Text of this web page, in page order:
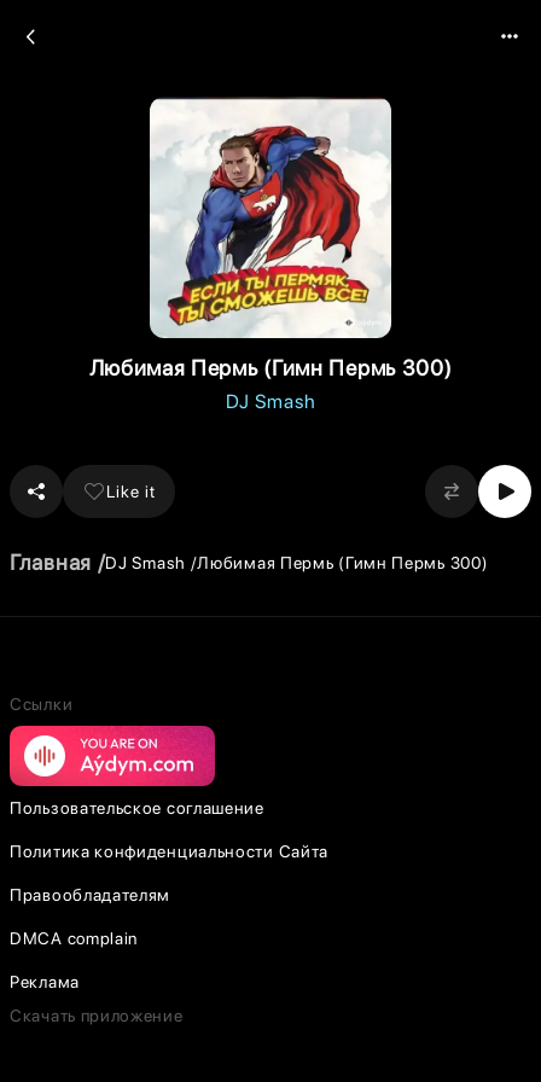
Любимая Пермь (Гимн Пермь 300)
DJ Smash
Like it
Главная DJ Smash Любимая Пермь (Гимн Пермь 300)
Ссылки
Пользовательское соглашение
Политика конфиденциальности Сайта
Правообладателям
DMCA complain
Реклама
Скачать приложение